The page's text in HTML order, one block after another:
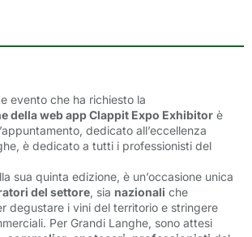
evento che ha richiesto la
della web app Clappit Expo Exhibitor è
dedicato all’eccellenza
è dedicato a tutti i professionisti del
sua quinta edizione, è un’occasione unica
del settore, sia nazionali che
degustare i vini del territorio e stringere
Per Grandi Langhe, sono attesi